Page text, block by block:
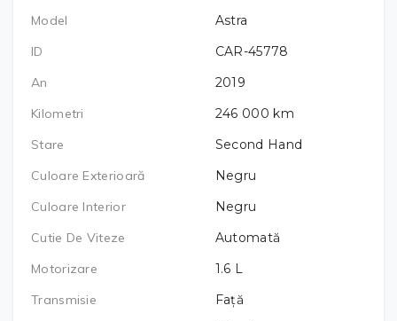
Model
Astra
ID
CAR-45778
An
2019
Kilometri
246 000 km
Stare
Second Hand
Culoare Exterioară
Negru
Culoare Interior
Negru
Cutie De Viteze
Automată
Motorizare
1.6 L
Transmisie
Față